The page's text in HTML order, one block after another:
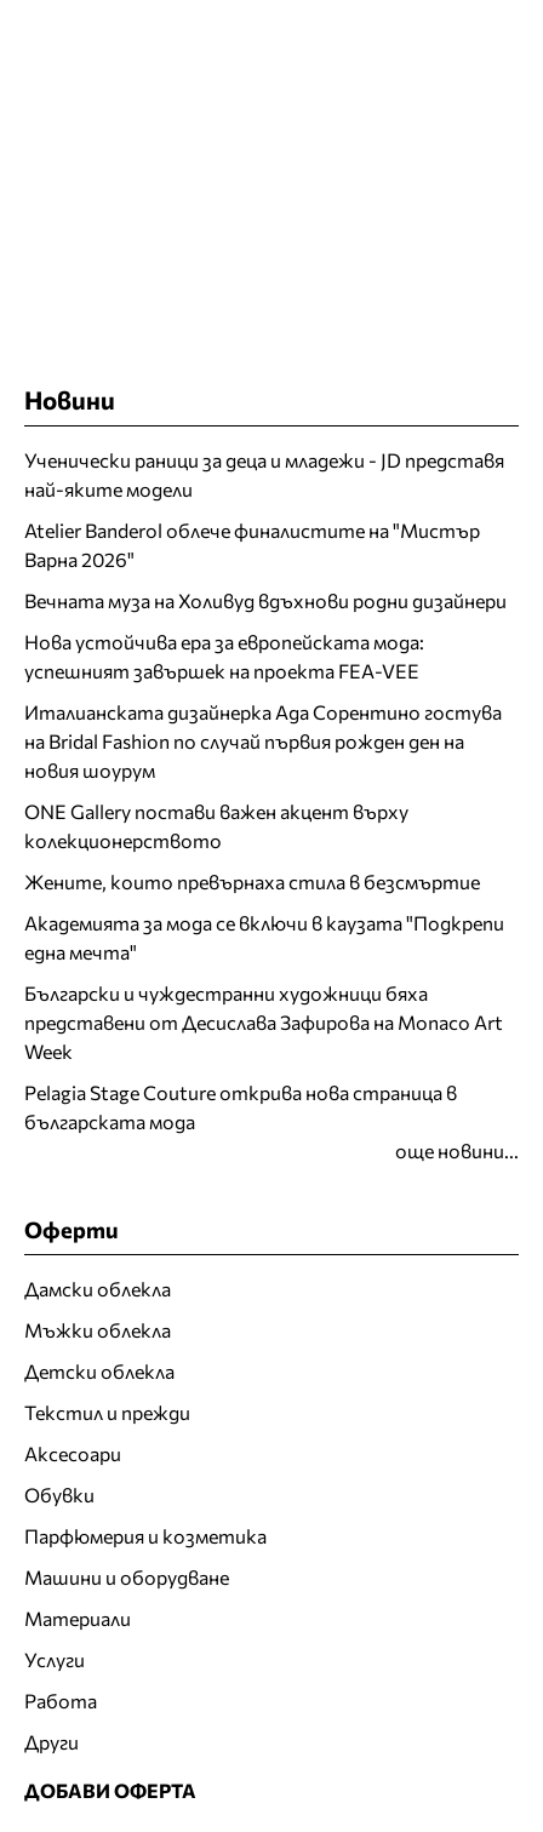
Новини
Ученически раници за деца и младежи - JD представя
най-яките модели
Atelier Banderol облече финалистите на "Мистър
Варна 2026"
Вечната муза на Холивуд вдъхнови родни дизайнери
Нова устойчива ера за европейската мода:
успешният завършек на проекта FEA-VEE
Италианската дизайнерка Ада Сорентино гостува
на Bridal Fashion по случай първия рожден ден на
новия шоурум
ONE Gallery постави важен акцент върху
колекционерството
Жените, които превърнаха стила в безсмъртие
Академията за мода се включи в каузата "Подкрепи
една мечта"
Български и чуждестранни художници бяха
представени от Десислава Зафирова на Monaco Art
Week
Pelagia Stage Couture открива нова страница в
българската мода
още новини...
Оферти
Дамски облекла
Мъжки облекла
Детски облекла
Текстил и прежди
Аксесоари
Обувки
Парфюмерия и козметика
Машини и оборудване
Материали
Услуги
Работа
Други
ДОБАВИ ОФЕРТА